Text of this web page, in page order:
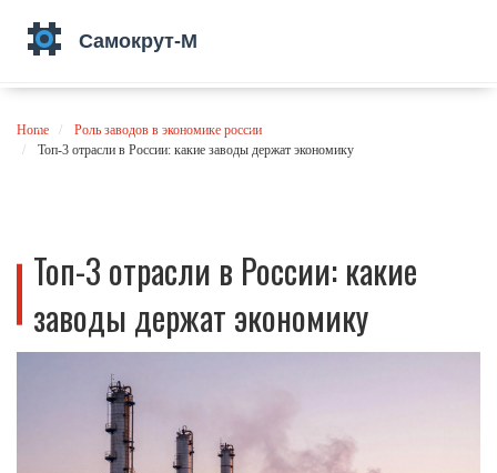
Home
Роль заводов в экономике россии
Топ-3 отрасли в России: какие заводы держат экономику
Топ-3 отрасли в России: какие
заводы держат экономику